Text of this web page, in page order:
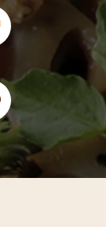
いウィンドウで
ストア（新しい
ームタウン（新
トロラジオ（新
ます）
ウィンドウで開
新しいウィンド
（新しいウィン